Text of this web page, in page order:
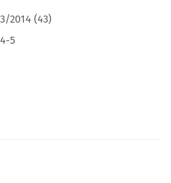
3/2014 (43)
4-5